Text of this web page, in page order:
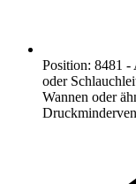
Position: 8481 -
oder
Wannen oder